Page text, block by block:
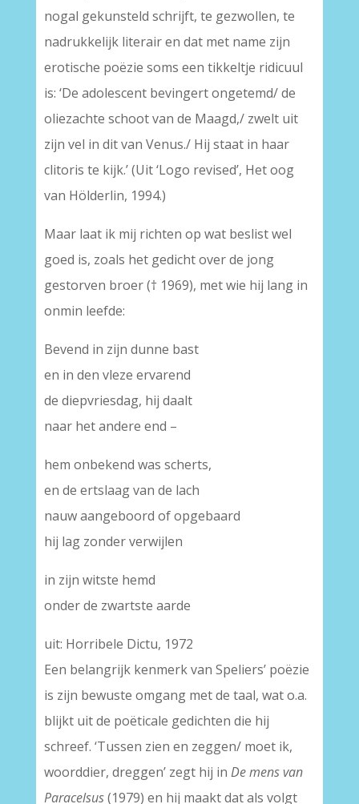
nogal gekunsteld schrijft, te gezwollen, te
nadrukkelijk literair en dat met name zijn
erotische poëzie soms een tikkeltje ridicuul
is: ‘De adolescent bevingert ongetemd/ de
oliezachte schoot van de Maagd,/ zwelt uit
zijn vel in dit van Venus./ Hij staat in haar
clitoris te kijk.’ (Uit ‘Logo revised’, Het oog
van Hölderlin, 1994.)
Maar laat ik mij richten op wat beslist wel
goed is, zoals het gedicht over de jong
gestorven broer († 1969), met wie hij lang in
onmin leefde:
Bevend in zijn dunne bast
en in den vleze ervarend
de diepvriesdag, hij daalt
naar het andere end –
hem onbekend was scherts,
en de ertslaag van de lach
nauw aangeboord of opgebaard
hij lag zonder verwijlen
in zijn witste hemd
onder de zwartste aarde
uit: Horribele Dictu, 1972
Een belangrijk kenmerk van Speliers’ poëzie
is zijn bewuste omgang met de taal, wat o.a.
blijkt uit de poëticale gedichten die hij
schreef. ‘Tussen zien en zeggen/ moet ik,
woorddier, dreggen’ zegt hij in De mens van
Paracelsus(1979) en hij maakt dat als volgt